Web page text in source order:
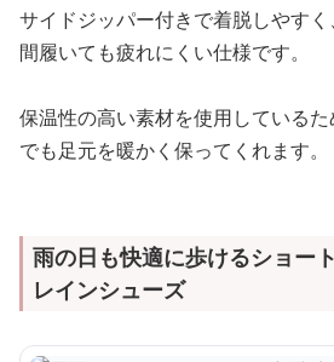
サイドジッパー付きで着脱しやす
間履いても疲れにくい仕様です。
保温性の高い素材を使用している
でも足元を暖かく保ってくれます。
雨の日も快適に歩けるショー
レインシューズ